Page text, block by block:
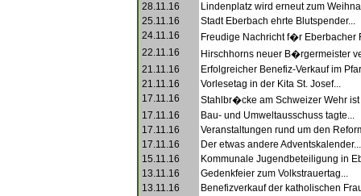
28.11.16
Lindenplatz wird erneut zum
25.11.16
Stadt Eberbach ehrte Blutspender...
24.11.16
Freudige Nachricht f�r Eberbacher
22.11.16
Hirschhorns neuer B�rgermeister
21.11.16
Erfolgreicher Benefiz-Verkauf im
21.11.16
Vorlesetag in der Kita St. Josef...
17.11.16
Stahlbr�cke am Schweizer Wehr ist
17.11.16
Bau- und Umweltausschuss tagte...
17.11.16
Veranstaltungen rund um den
17.11.16
Der etwas andere Adventskalender...
15.11.16
Kommunale Jugendbeteiligung in
13.11.16
Gedenkfeier zum Volkstrauertag...
13.11.16
Benefizverkauf der katholischen